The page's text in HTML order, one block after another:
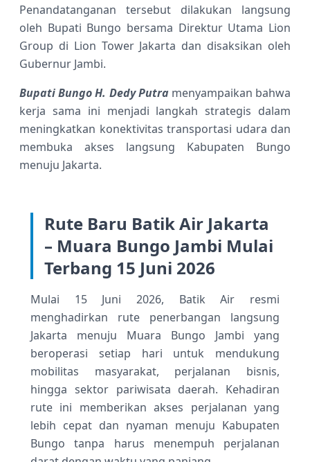
Penandatanganan tersebut dilakukan langsung
oleh Bupati Bungo bersama Direktur Utama Lion
Group di Lion Tower Jakarta dan disaksikan oleh
Gubernur Jambi.
Bupati Bungo H. Dedy Putramenyampaikan bahwa
kerja sama ini menjadi langkah strategis dalam
meningkatkan konektivitas transportasi udara dan
membuka akses langsung Kabupaten Bungo
menuju Jakarta.
Rute Baru Batik Air Jakarta
– Muara Bungo Jambi Mulai
Terbang 15 Juni 2026
Mulai 15 Juni 2026, Batik Air resmi
menghadirkan rute penerbangan langsung
Jakarta menuju Muara Bungo Jambi yang
beroperasi setiap hari untuk mendukung
mobilitas masyarakat, perjalanan bisnis,
hingga sektor pariwisata daerah. Kehadiran
rute ini memberikan akses perjalanan yang
lebih cepat dan nyaman menuju Kabupaten
Bungo tanpa harus menempuh perjalanan